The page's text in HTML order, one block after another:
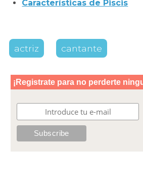
Características de Piscis
actriz cantante